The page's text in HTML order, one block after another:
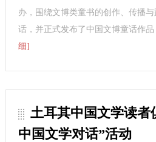
办，围绕文博类童书的创作、传播
话，并正式发布了中国文博童话作品
细]
土耳其中国文学读者
中国文学对话”活动